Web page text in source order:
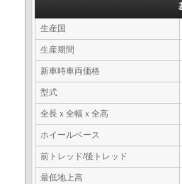
生産国
生産期間
新車時車両価格
型式
全長ｘ全幅ｘ全高
ホイールベース
前トレッド/後トレッド
最低地上高